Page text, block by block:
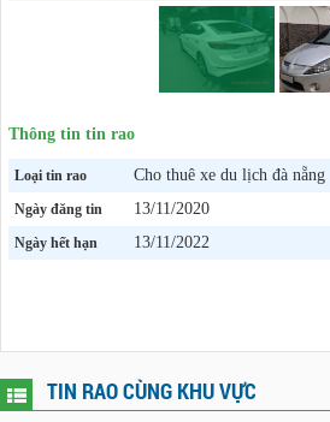
Thông tin tin rao
Loại tin rao Cho thuê xe du lịch đà nẵng
Ngày đăng tin 13/11/2020
Ngày hết hạn 13/11/2022
TIN RAO CÙNG KHU VỰC